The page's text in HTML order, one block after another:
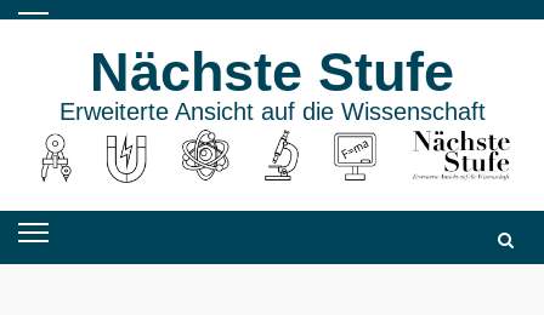
Skip
Nächste Stufe
Erweiterte Ansicht auf die Wissenschaft